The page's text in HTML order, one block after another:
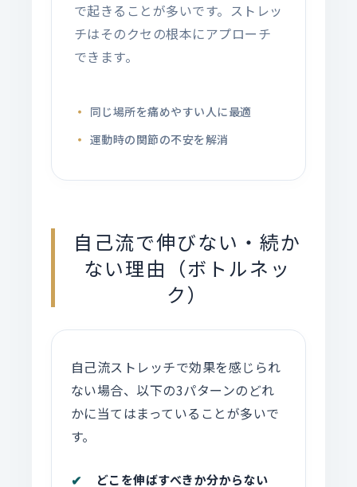
で起きることが多いです。ストレッ
チはそのクセの根本にアプローチ
できます。
同じ場所を痛めやすい人に最適
運動時の関節の不安を解消
自己流で伸びない・続か
ない理由（ボトルネッ
ク）
自己流ストレッチで効果を感じられ
ない場合、以下の3パターンのどれ
かに当てはまっていることが多いで
す。
どこを伸ばすべきか分からない